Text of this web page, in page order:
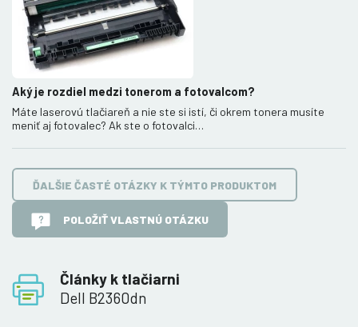
Články k tlačiarni
Dell B2360dn
Aký je rozdiel medzi tonerom a fotovalcom?
Máte laserovú tlačiareň a nie ste si istí, či okrem tonera musíte
meniť aj fotovalec? Ak ste o fotovalci…
ĎALŠIE ČASTÉ OTÁZKY K TÝMTO PRODUKTOM
POLOŽIŤ VLASTNÚ OTÁZKU